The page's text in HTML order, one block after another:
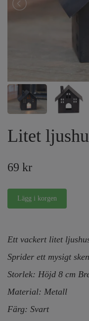
Litet
69 kr
Ett vackert litet
Sprider ett mysigt
Storlek: Höjd 8 cm
Material: Metall
Färg: Svart